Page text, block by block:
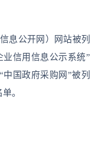
息公开网）网站被列
信用信息公示系统”
国政府采购网”被列
。